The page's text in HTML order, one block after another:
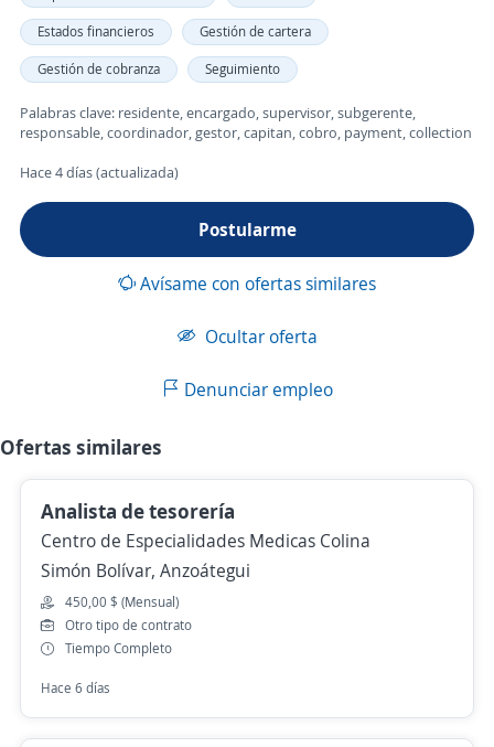
Estados financieros
Gestión de cartera
Gestión de cobranza
Seguimiento
Palabras clave: residente, encargado, supervisor, subgerente,
responsable, coordinador, gestor, capitan, cobro, payment, collection
Hace 4 días (actualizada)
Postularme
Avísame con ofertas similares
Ocultar oferta
Denunciar empleo
Ofertas similares
Analista de tesorería
Centro de Especialidades Medicas Colina
Simón Bolívar, Anzoátegui
450,00 $ (Mensual)
Otro tipo de contrato
Tiempo Completo
Hace 6 días